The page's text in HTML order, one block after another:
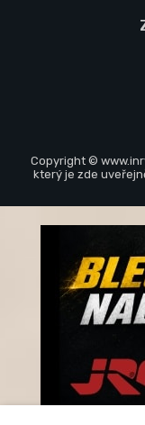
Copyright ©
který je zde